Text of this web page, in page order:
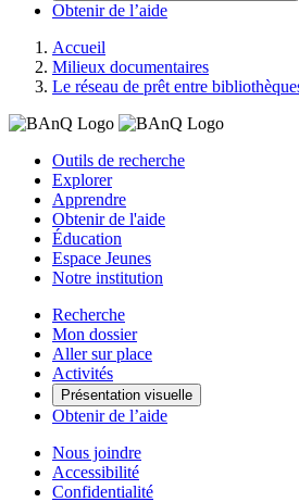
Obtenir de l’aide
Accueil
Milieux documentaires
Le réseau de prêt entre
Outils de recherche
Explorer
Apprendre
Obtenir de l'aide
Éducation
Espace Jeunes
Notre institution
Recherche
Mon dossier
Aller sur place
Activités
Présentation visuelle
Obtenir de l’aide
Nous joindre
Accessibilité
Confidentialité